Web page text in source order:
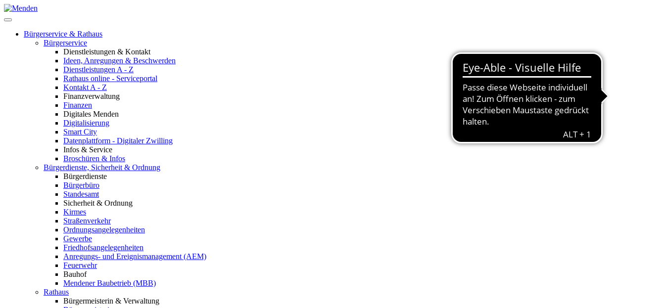
Bürgerservice & Rathaus
Bürgerservice
Dienstleistungen & Kontakt
Ideen, Anregungen & Beschwerden
Dienstleistungen A - Z
Rathaus online - Serviceportal
Kontakt A - Z
Finanzverwaltung
Finanzen
Digitales Menden
Digitalisierung
Smart City
Datenplattform - Digitaler Zwilling
Infos & Service
Broschüren & Infos
Bürgerdienste, Sicherheit & Ordnung
Bürgerdienste
Bürgerbüro
Standesamt
Sicherheit & Ordnung
Kirmes
Straßenverkehr
Ordnungsangelegenheiten
Gewerbe
Friedhofsangelegenheiten
Anregungs- und Ereignismanagement (AEM)
Feuerwehr
Bauhof
Mendener Baubetrieb (MBB)
Rathaus
Bürgermeisterin & Verwaltung